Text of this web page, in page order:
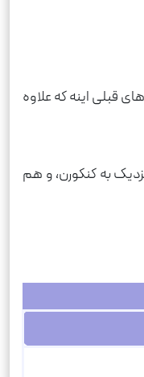
قبلی اینه که علاوه
به کنکورن، و هم